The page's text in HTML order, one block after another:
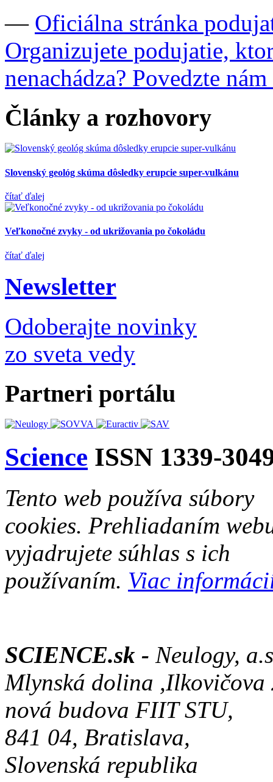
— Oficiálna stránka
Organizujete podujatie,
nenachádza? Povedzte
Články a rozhovory
Slovenský geológ skúma dôsledky erupcie super-vulkánu
čítať ďalej
Veľkonočné zvyky - od ukrižovania po čokoládu
čítať ďalej
Newsletter
Odoberajte novinky
zo sveta vedy
Partneri portálu
Science ISSN 1339-
Tento web používa súbory
cookies. Prehliadaním
vyjadrujete súhlas s ich
používaním. Viac
SCIENCE.sk - Neulogy,
Mlynská dolina ,Ilkovičova
nová budova FIIT STU,
841 04, Bratislava,
Slovenská republika